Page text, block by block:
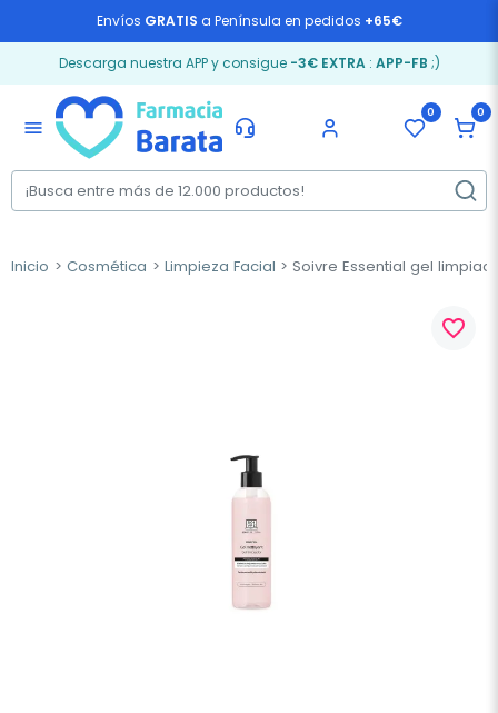
Envíos GRATIS a Península en pedidos +65€
Descarga nuestra APP y consigue -3€ EXTRA: APP-FB ;)
menu
0 0
Inicio Cosmética Limpieza Facial Soivre Essential gel
favorite_border